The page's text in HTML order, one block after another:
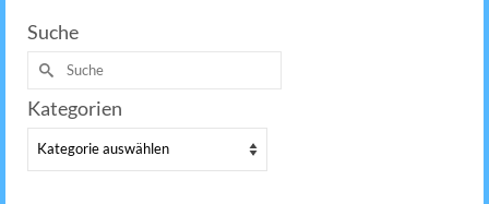
Suche
Suche
nach:
Kategorien
Kategorien